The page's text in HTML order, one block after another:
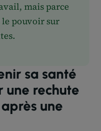
mais parce
le pouvoir sur
sa santé
rechute
une